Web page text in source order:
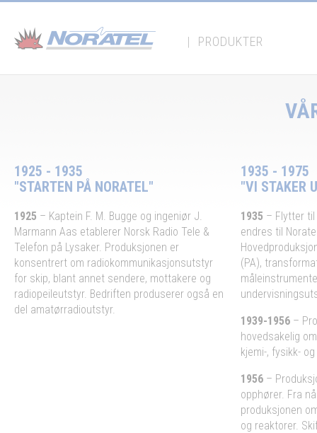
| PRODUKTER
1925 - 1935
"STARTEN PÅ NORATEL"
1925 – Kaptein F. M. Bugge og ingeniør J.
Marmann Aas etablerer Norsk Radio Tele &
Telefon på Lysaker. Produksjonen er
konsentrert om radiokommunikasjonsutstyr
for skip, blant annet sendere, mottakere og
radiopeileutstyr. Bedriften produserer også en
del amatørradioutstyr.
1935 - 1975
"VI STAKER
1935 – Flytter
endres til
(PA),
1939-1956 –
hovedsakelig
kjemi-, fysikk-
1956 –
opphører. Fra
produksjonen
og reaktorer.
Panel for informasjonskapsler